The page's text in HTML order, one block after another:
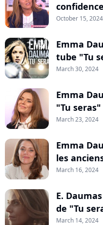
October 15, 2024
Emma
tube "Tu
March 30, 2024
Emma
"Tu seras"
March 23, 2024
Emma
les
March 16, 2024
E.
de "Tu
March 14, 2024